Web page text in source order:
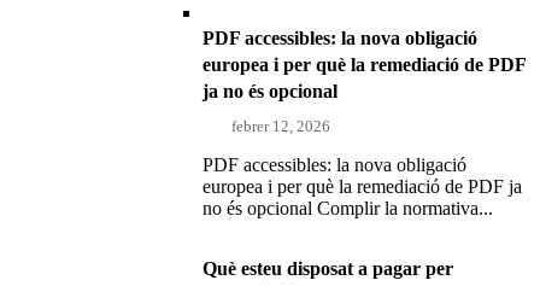
PDF accessibles: la nova obligació
europea i per què la remediació de PDF
ja no és opcional
febrer 12, 2026
PDF accessibles: la nova obligació
europea i per què la remediació de PDF ja
no és opcional Complir la normativa...
Què esteu disposat a pagar per